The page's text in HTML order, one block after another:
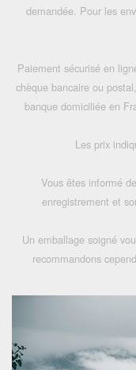
demandée. Pour les
Paiement sécurisé en
chèque bancaire ou
banque domiciliée en
Les prix
Vous êtes informé
enregistrement et
Un emballage soigné
recommandons